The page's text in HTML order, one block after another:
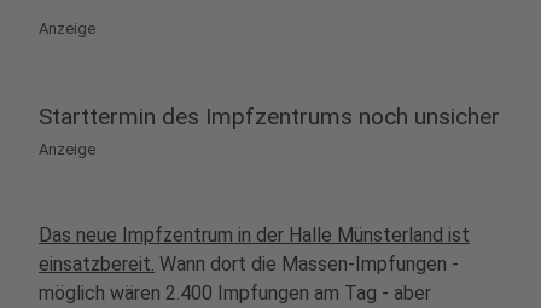
Anzeige
Starttermin des Impfzentrums noch unsicher
Anzeige
Das neue Impfzentrum in der Halle Münsterland ist
einsatzbereit. Wann dort die Massen-Impfungen -
möglich wären 2.400 Impfungen am Tag - aber